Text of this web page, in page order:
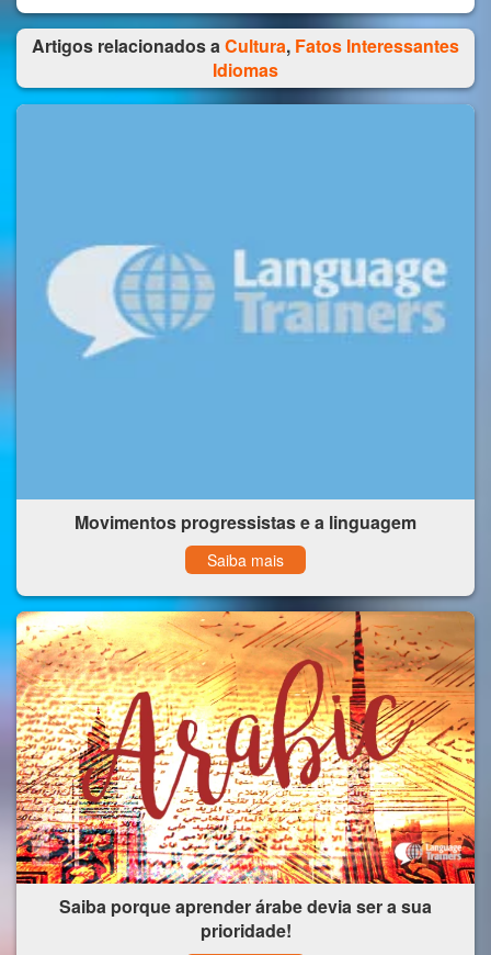
Artigos relacionados aCultura, Fatos Interessantes
Idiomas
Movimentos progressistas e a linguagem
Saiba mais
Saiba porque aprender árabe devia ser a sua
prioridade!